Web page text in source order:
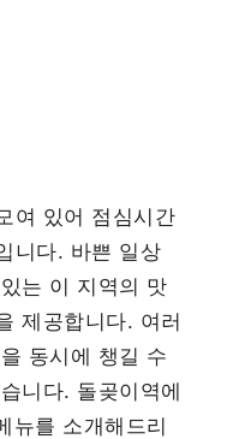
여 있어 점심시간
니다. 바쁜 일상
는 이 지역의 맛
제공합니다. 여러
동시에 챙길 수
니다. 돌곶이역에
뉴를 소개해드리